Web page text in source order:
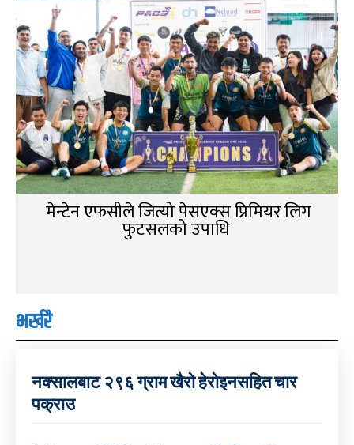
मेन्टेन एफसीले जित्यो पेसएक्स प्रिमियर लिग
फुटसलको उपाधि
भर्खरै
नक्सालबाट २९६ ग्राम खैरो हेरोइनसहित चार
पक्राउ